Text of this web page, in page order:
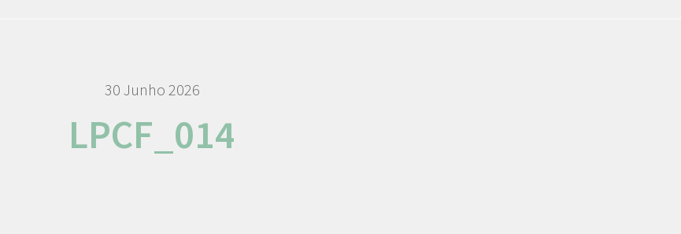
30 Junho 2026
LPCF_014